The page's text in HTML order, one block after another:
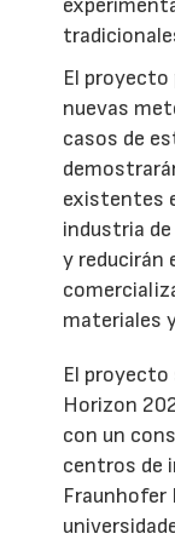
El proyecto
nuevas
casos de
existentes
industria
y reducirán
materiales
El proyecto
Horizon
con un
centros de
Fraunhofer